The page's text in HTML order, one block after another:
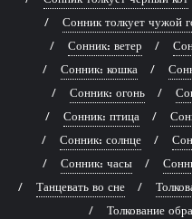
Сонник толкует чужой
Сонник: ветер
Сонник: кошка
Сонник: огонь
Сонник: птица
Сонник: солнце
Сонник: часы
Танцевать во сне
Толкование